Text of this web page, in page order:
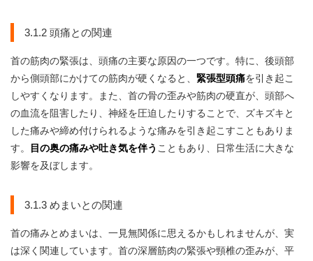
3.1.2 頭痛との関連
首の筋肉の緊張は、頭痛の主要な原因の一つです。特に、後頭部
から側頭部にかけての筋肉が硬くなると、 緊張型頭痛を引き起こ
しやすくなります。また、首の骨の歪みや筋肉の硬直が、頭部へ
の血流を阻害したり、神経を圧迫したりすることで、ズキズキと
した痛みや締め付けられるような痛みを引き起こすこともありま
す。
目の奥の痛みや吐き気を伴う こともあり、日常生活に大きな
影響を及ぼします。
3.1.3 めまいとの関連
首の痛みとめまいは、一見無関係に思えるかもしれませんが、実
は深く関連しています。首の深層筋肉の緊張や頸椎の歪みが、平